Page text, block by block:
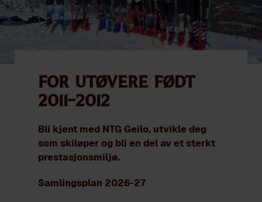
For utøvere født
2011–2012
Bli kjent med NTG Geilo, utvikle deg
som skiløper og bli en del av et sterkt
prestasjonsmiljø.
Samlingsplan 2026-27